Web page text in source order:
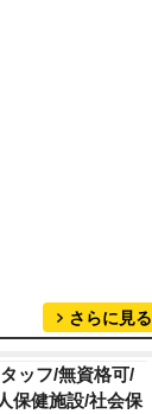
さらに見る
ッフ/無資格可/
保健施設/社会保